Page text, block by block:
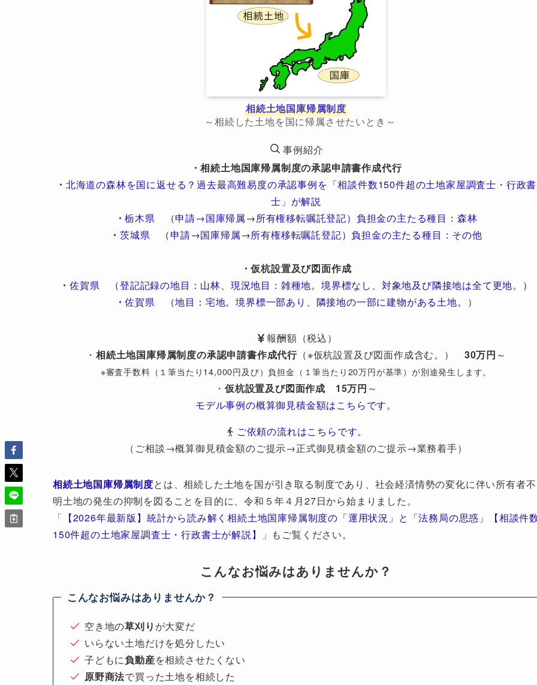
相続土地国庫帰属制度
～相続した土地を国に帰属させたいとき～
事例紹介
・相続土地国庫帰属制度の承認申請書作成代行
・ 北海道の森林を国に返せる？過去最高難易度の承認事例を「相談件数150件超の土地家屋調査士・行政書
士」が解説
・栃木県 （申請→国庫帰属→所有権移転嘱託登記）負担金の主たる種目：森林
・ 茨城県 （申請→国庫帰属→所有権移転嘱託登記）負担金の主たる種目：その他
・仮杭設置及び図面作成
・ 佐賀県 （登記記録の地目：山林、現況地目：雑種地。境界標なし、対象地及び隣接地は全て更地。）
・佐賀県 （地目：宅地。境界標一部あり、隣接地の一部に建物がある土地。 ）
報酬額（税込）
・相続土地国庫帰属制度の承認申請書作成代行 （※仮杭設置及び図面作成含む。） 30万円 ～
※審査手数料（１筆当たり14,000円及び）負担金（１筆当たり20万円が基準）が別途発生します。
・ 仮杭設置及び図面作成 15万円 ～
モデル事例の概算御見積金額はこちらです。
ご依頼の流れはこちらです。
（ご相談→概算御見積金額のご提示→正式御見積金額のご提示→業務着手）
相続土地国庫帰属制度とは、相続した土地を国が引き取る制度であり、社会経済情勢の変化に伴い所有者不
明土地の発生の抑制を図ることを目的に、令和５年４月27日から始まりました。
「 【2026年最新版】統計から読み解く相続土地国庫帰属制度の「運用状況」と「法務局の思惑」【相談件
150件超の土地家屋調査士・行政書士が解説】
」もご覧ください。
こんなお悩みはありませんか？
こんなお悩みはありませんか？
空き地の草刈り が大変だ
いらない土地だけを処分したい
子どもに負動産を相続させたくない
原野商法で買った土地を相続した